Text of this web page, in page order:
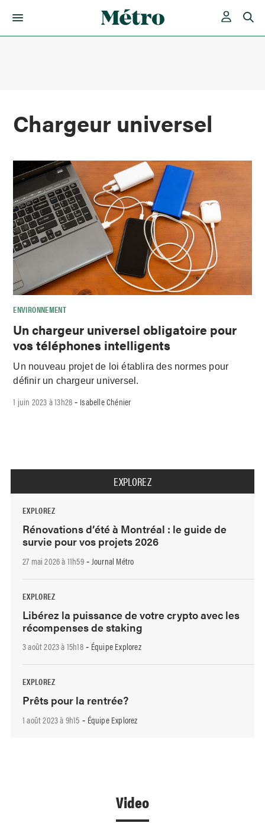
Chargeur universel
ENVIRONNEMENT
Un chargeur universel obligatoire pour
vos téléphones intelligents
Un nouveau projet de loi établira des normes pour
définir un chargeur universel.
1 juin 2023 à 13h28 - Isabelle Chénier
EXPLOREZ
EXPLOREZ
Rénovations d’été à Montréal : le guide de
survie pour vos projets 2026
27 mai 2026 à 11h59- Journal Métro
EXPLOREZ
Libérez la puissance de votre crypto avec les
récompenses de staking
3 août 2023 à 15h18- Équipe Explorez
EXPLOREZ
Prêts pour la rentrée?
1 août 2023 à 9h15 - Équipe Explorez
Video